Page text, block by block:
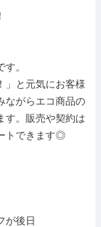
。
」と元気にお客様
ながらエコ商品の
す。販売や契約は
トできます◎
が後日